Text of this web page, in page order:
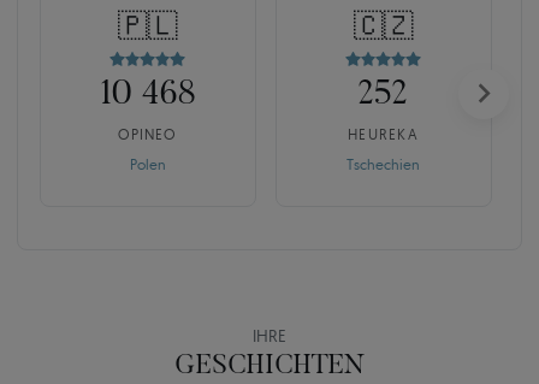
🇵🇱
10 468
OPINEO
Polen
🇨🇿
252
HEUREKA
Tschechien
IHRE
GESCHICHTEN